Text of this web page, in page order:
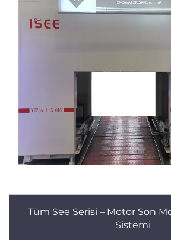
Tüm See Serisi – Motor Son
Sistemi